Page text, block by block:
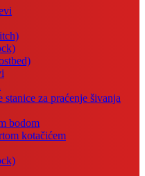
stanice za praćenje šivanja
bodom
kotačićem